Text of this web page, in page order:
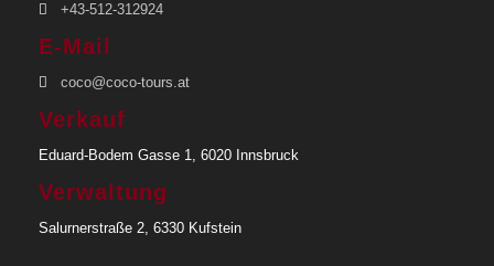
Nicht inkludierte Leistungen
+43-512-312924
E-Mail
coco@coco-tours.at
Verkauf
Eduard-Bodem Gasse 1, 6020 Innsbruck
Verwaltung
Salurnerstraße 2, 6330 Kufstein